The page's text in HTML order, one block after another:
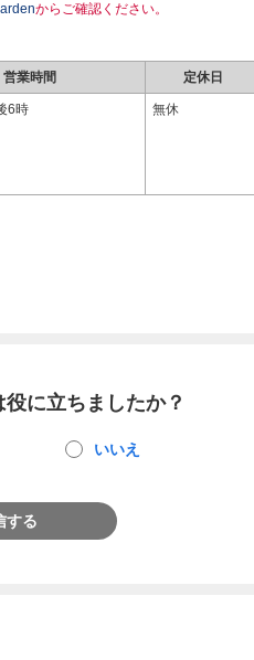
からご確認ください。
営業時間 定休日
6時 無休
に立ちましたか？
いいえ
する